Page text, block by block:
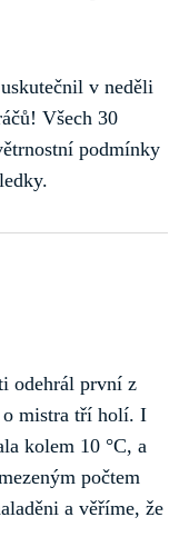
v neděli
Všech 30
podmínky
odehrál první z
o mistra tří holí. I
kolem 10 °C, a
počtem
a věříme, že